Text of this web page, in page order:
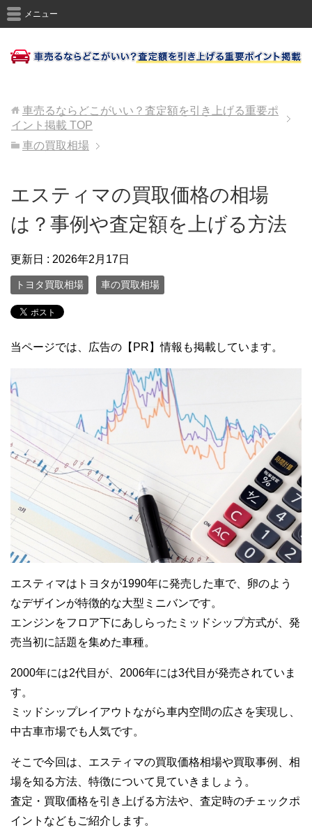
メニュー
車売るならどこがいい？査定額を引き上げる重要ポ
イント掲載 TOP
車の買取相場
エスティマの買取価格の相場
は？事例や査定額を上げる方法
更新日 : 2026年2月17日
トヨタ買取相場 車の買取相場
当ページでは、広告の【PR】情報も掲載しています。
エスティマはトヨタが1990年に発売した車で、卵のよう
なデザインが特徴的な大型ミニバンです。
エンジンをフロア下にあしらったミッドシップ方式が、発
売当初に話題を集めた車種。
2000年には2代目が、2006年には3代目が発売されていま
す。
ミッドシップレイアウトながら車内空間の広さを実現し、
中古車市場でも人気です。
そこで今回は、エスティマの買取価格相場や買取事例、相
場を知る方法、特徴について見ていきましょう。
査定・買取価格を引き上げる方法や、査定時のチェックポ
イントなどもご紹介します。